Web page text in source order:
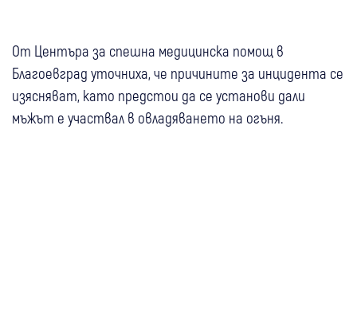
От Центъра за спешна медицинска помощ в
Благоевград уточниха, че причините за инцидента се
изясняват, като предстои да се установи дали
мъжът е участвал в овладяването на огъня.